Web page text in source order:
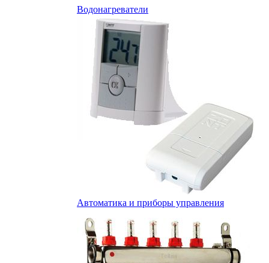
Водонагреватели
Автоматика и приборы управления